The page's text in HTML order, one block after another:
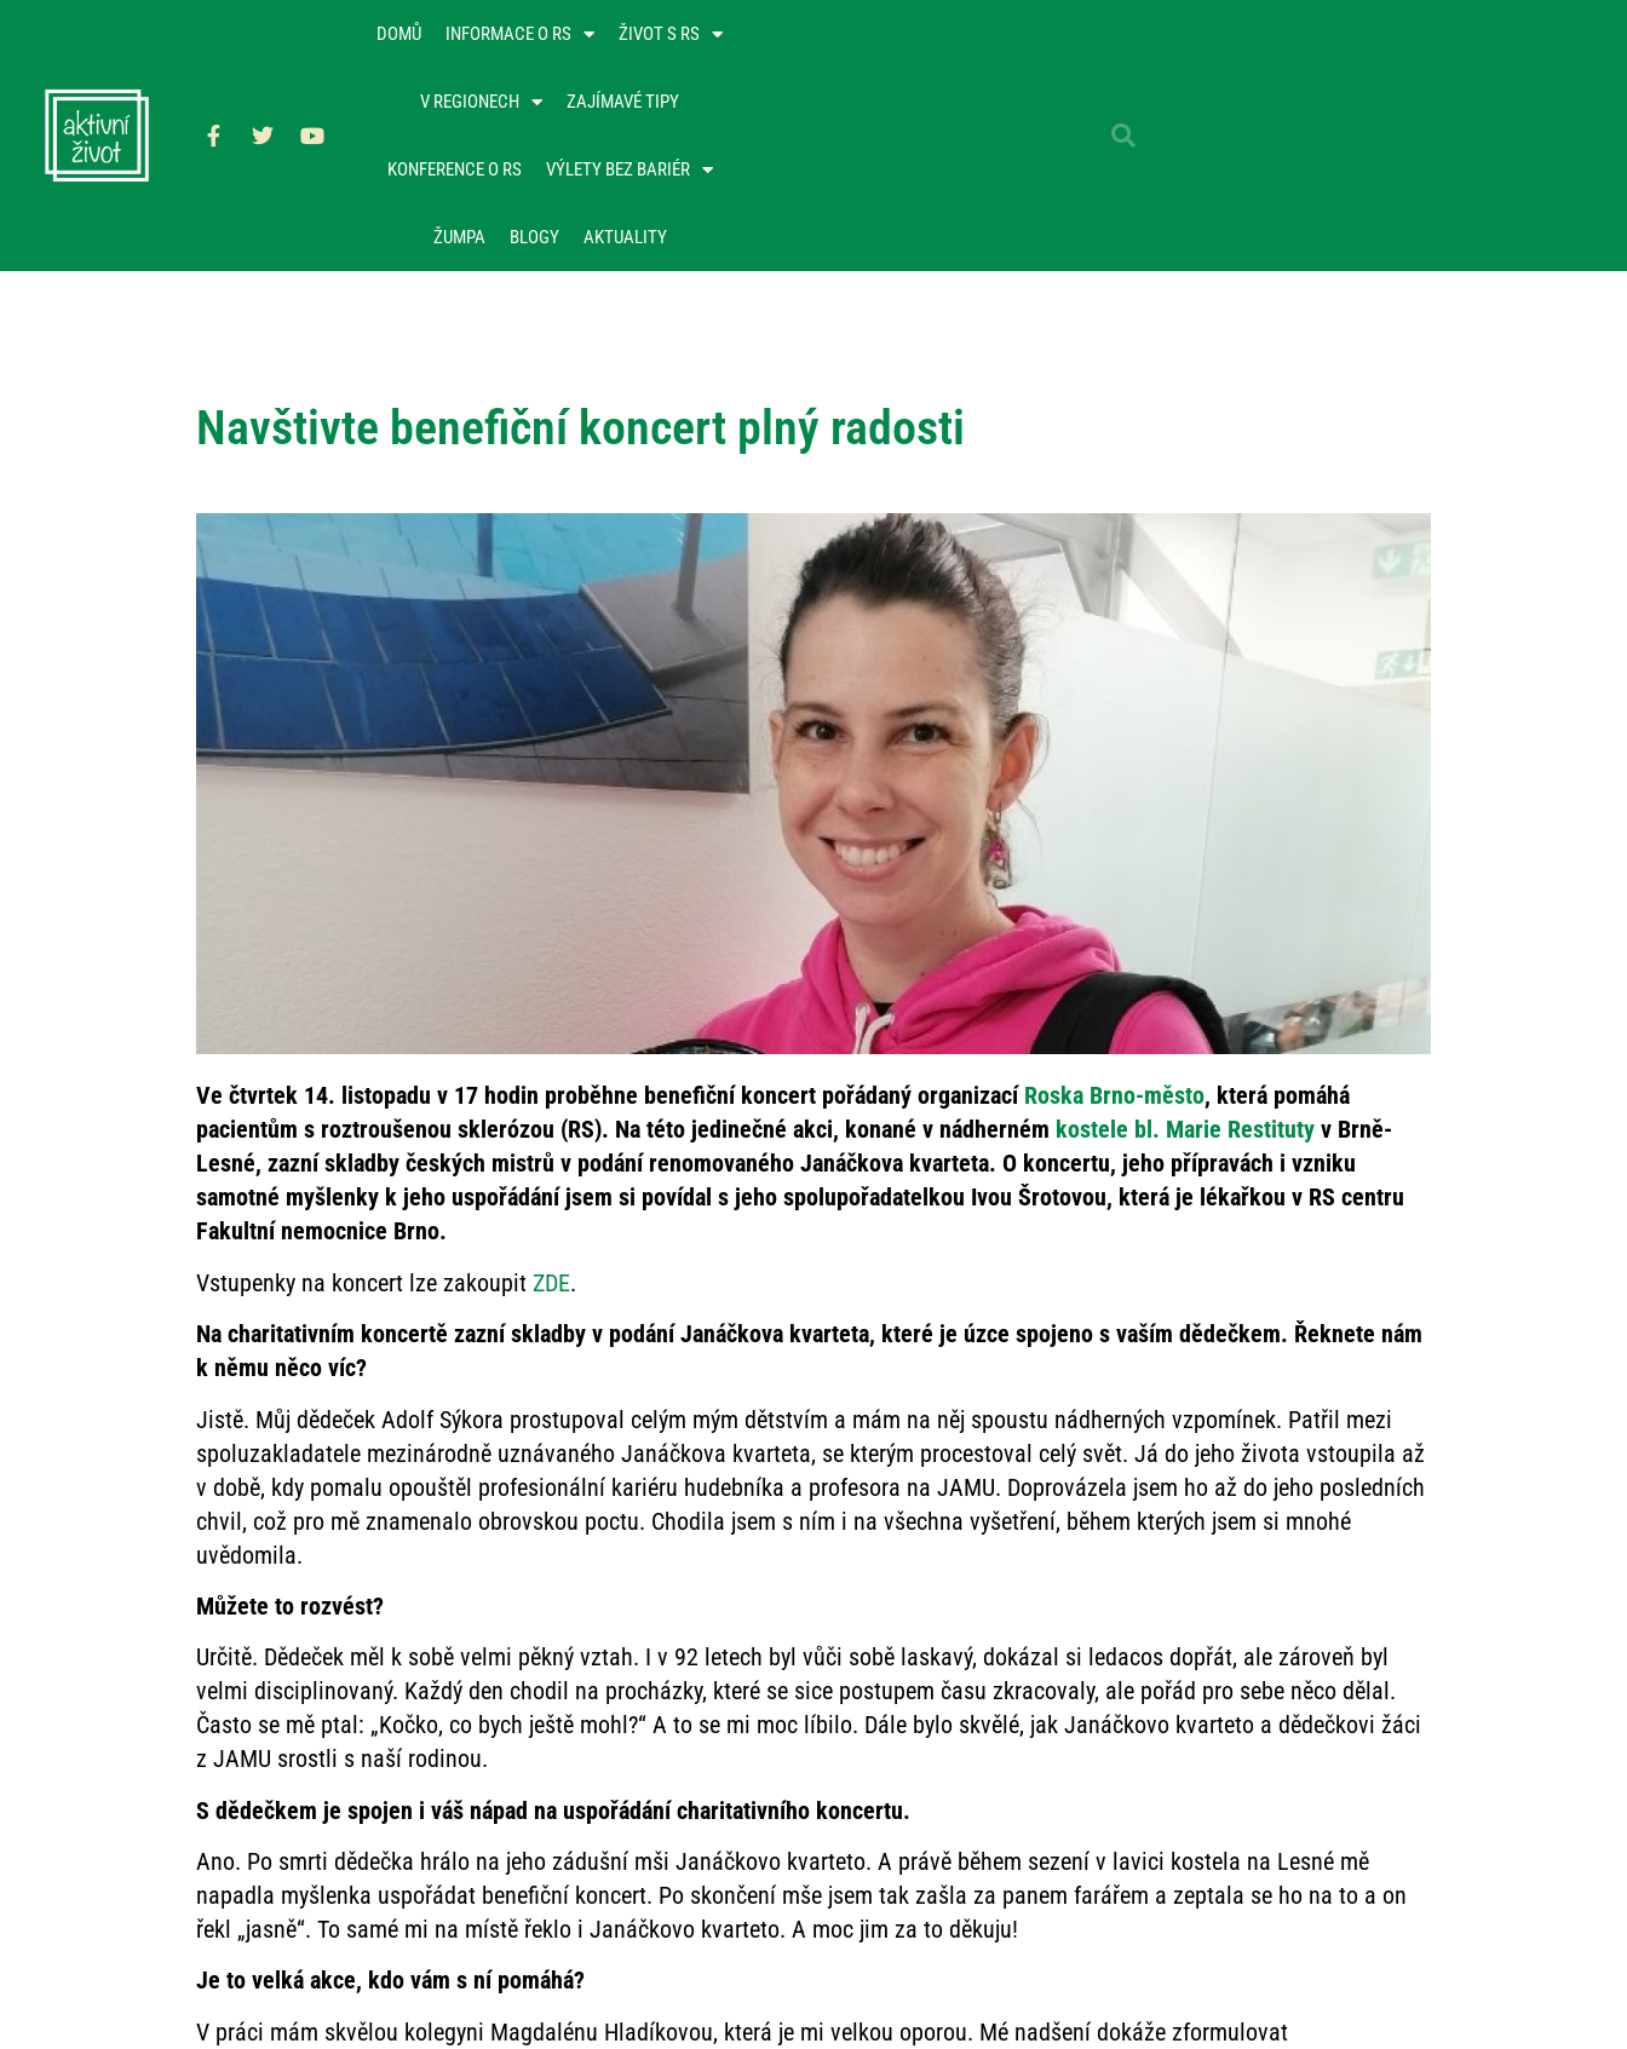
DOMŮ INFORMACE O RS ŽIVOT S RS
V REGIONECH ZAJÍMAVÉ TIPY
KONFERENCE O RS VÝLETY BEZ BARIÉR
ŽUMPA BLOGY AKTUALITY
Navštivte benefiční koncert plný radosti
Ve čtvrtek 14. listopadu v 17 hodin proběhne benefiční koncert pořádaný organizací Roska Brno-město, která pomáhá
pacientům s roztroušenou sklerózou (RS). Na této jedinečné akci, konané v nádherném kostele bl. Marie Restituty v Brně-
Lesné, zazní skladby českých mistrů v podání renomovaného Janáčkova kvarteta. O koncertu, jeho přípravách i vzniku
samotné myšlenky k jeho uspořádání jsem si povídal s jeho spolupořadatelkou Ivou Šrotovou, která je lékařkou v RS centru
Fakultní nemocnice Brno.
Vstupenky na koncert lze zakoupit ZDE.
Na charitativním koncertě zazní skladby v podání Janáčkova kvarteta, které je úzce spojeno s vaším dědečkem. Řeknete nám
k němu něco víc?
Jistě. Můj dědeček Adolf Sýkora prostupoval celým mým dětstvím a mám na něj spoustu nádherných vzpomínek. Patřil mezi
spoluzakladatele mezinárodně uznávaného Janáčkova kvarteta, se kterým procestoval celý svět. Já do jeho života vstoupila až
v době, kdy pomalu opouštěl profesionální kariéru hudebníka a profesora na JAMU. Doprovázela jsem ho až do jeho posledních
chvil, což pro mě znamenalo obrovskou poctu. Chodila jsem s ním i na všechna vyšetření, během kterých jsem si mnohé
uvědomila.
Můžete to rozvést?
Určitě. Dědeček měl k sobě velmi pěkný vztah. I v 92 letech byl vůči sobě laskavý, dokázal si ledacos dopřát, ale zároveň byl
velmi disciplinovaný. Každý den chodil na procházky, které se sice postupem času zkracovaly, ale pořád pro sebe něco dělal.
Často se mě ptal: „Kočko, co bych ještě mohl?“ A to se mi moc líbilo. Dále bylo skvělé, jak Janáčkovo kvarteto a dědečkovi žáci
z JAMU srostli s naší rodinou.
S dědečkem je spojen i váš nápad na uspořádání charitativního koncertu.
Ano. Po smrti dědečka hrálo na jeho zádušní mši Janáčkovo kvarteto. A právě během sezení v lavici kostela na Lesné mě
napadla myšlenka uspořádat benefiční koncert. Po skončení mše jsem tak zašla za panem farářem a zeptala se ho na to a on
řekl „jasně“. To samé mi na místě řeklo i Janáčkovo kvarteto. A moc jim za to děkuju!
Je to velká akce, kdo vám s ní pomáhá?
V práci mám skvělou kolegyni Magdalénu Hladíkovou, která je mi velkou oporou. Mé nadšení dokáže zformulovat